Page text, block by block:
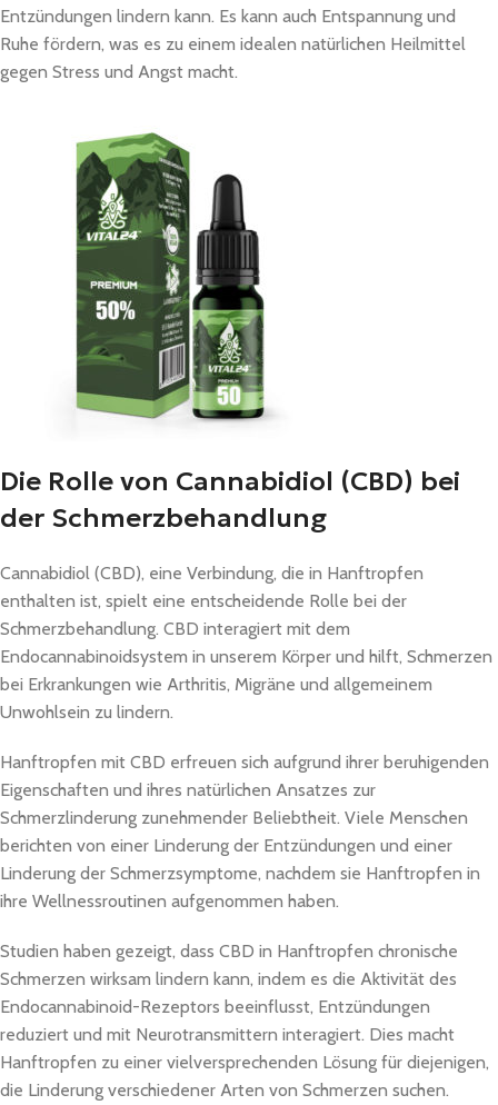
Entzündungen lindern kann. Es kann auch Entspannung und
Ruhe fördern, was es zu einem idealen natürlichen Heilmittel
gegen Stress und Angst macht.
Die Rolle von Cannabidiol (CBD) bei
der Schmerzbehandlung
Cannabidiol (CBD), eine Verbindung, die in Hanftropfen
enthalten ist, spielt eine entscheidende Rolle bei der
Schmerzbehandlung. CBD interagiert mit dem
Endocannabinoidsystem in unserem Körper und hilft, Schmerzen
bei Erkrankungen wie Arthritis, Migräne und allgemeinem
Unwohlsein zu lindern.
Hanftropfen mit CBD erfreuen sich aufgrund ihrer beruhigenden
Eigenschaften und ihres natürlichen Ansatzes zur
Schmerzlinderung zunehmender Beliebtheit. Viele Menschen
berichten von einer Linderung der Entzündungen und einer
Linderung der Schmerzsymptome, nachdem sie Hanftropfen in
ihre Wellnessroutinen aufgenommen haben.
Studien haben gezeigt, dass CBD in Hanftropfen chronische
Schmerzen wirksam lindern kann, indem es die Aktivität des
Endocannabinoid-Rezeptors beeinflusst, Entzündungen
reduziert und mit Neurotransmittern interagiert. Dies macht
Hanftropfen zu einer vielversprechenden Lösung für diejenigen,
die Linderung verschiedener Arten von Schmerzen suchen.